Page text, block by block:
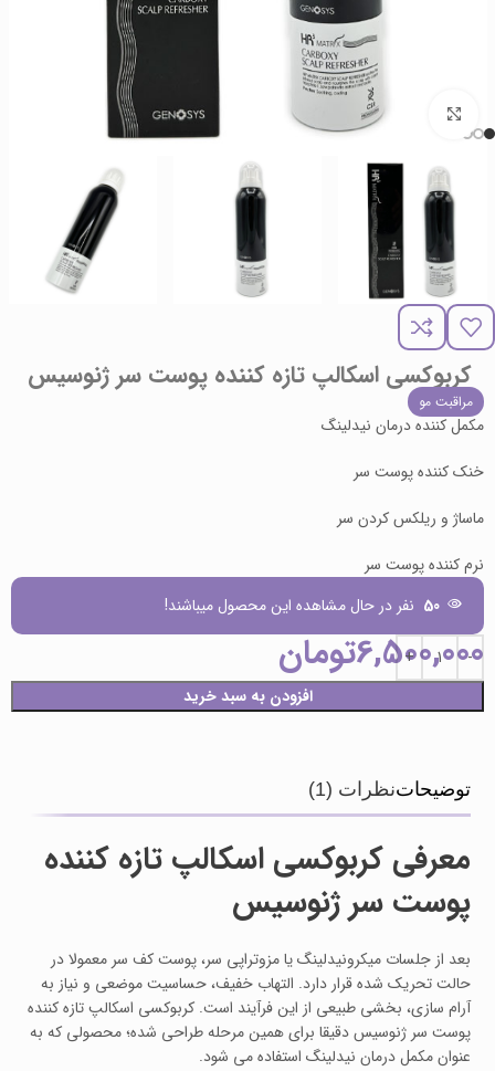
برای بزرگنمایی کلیک کنید
کربوکسی اسکالپ تازه کننده پوست سر ژنوسیس
مراقبت مو
مکمل کننده درمان نیدلینگ
خنک کننده پوست سر
ماساژ و ریلکس کردن سر
نرم کننده پوست سر
50 نفر در حال مشاهده این محصول میباشند!
6,500,000تومان
افزودن به سبد خرید
توضیحاتنظرات (1)
معرفی کربوکسی اسکالپ تازه‌ کننده
پوست سر ژنوسیس
بعد از جلسات میکرونیدلینگ یا مزوتراپی سر، پوست کف سر معمولا در
حالت تحریک‌ شده قرار دارد. التهاب خفیف، حساسیت موضعی و نیاز به
آرام‌ سازی، بخشی طبیعی از این فرآیند است. کربوکسی اسکالپ تازه‌ کننده
پوست سر ژنوسیس دقیقا برای همین مرحله طراحی شده؛ محصولی که به‌
عنوان مکمل درمان نیدلینگ استفاده می‌ شود.